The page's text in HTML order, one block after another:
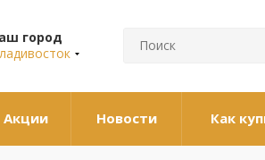
город
Акции Новости Как